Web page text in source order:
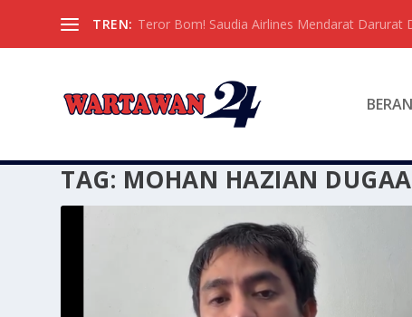
TREN: Teror Bom! Saudia Airlines Mendarat Darurat
TAG: MOHAN HAZIAN